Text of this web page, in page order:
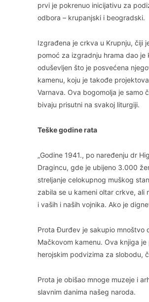
prvi je pokrenuo inicijativu za
odbora – krupanjski i beogradski.
Izgrađena je crkva u Krupnju, čiji
pomoć za izgradnju hrama dao
oduševljen što je posvećena
kamenu, koju je takođe
Varnava. Ova bogomolja je samo
bivaju prisutni na svakoj liturgiji.
Teške godine rata
„Godine 1941., po naređenju dr
Dragincu, gde je ubijeno 3.000
streljanje celokupnog muškog
zabila se u kameni oltar crkve, ali
i vaših i naših vojnika. Ako je
Prota Đurđev je sakupio mnoštvo
Mačkovom kamenu. Ova knjiga
herojskim podvizima za slobodu,
Prota je obišao mnoge muzeje i
slavnim danima našeg naroda.